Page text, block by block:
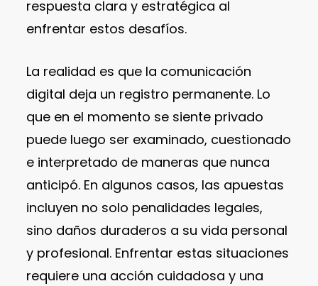
respuesta clara y estratégica al
enfrentar estos desafíos.
La realidad es que la comunicación
digital deja un registro permanente. Lo
que en el momento se siente privado
puede luego ser examinado, cuestionado
e interpretado de maneras que nunca
anticipó. En algunos casos, las apuestas
incluyen no solo penalidades legales,
sino daños duraderos a su vida personal
y profesional. Enfrentar estas situaciones
requiere una acción cuidadosa y una